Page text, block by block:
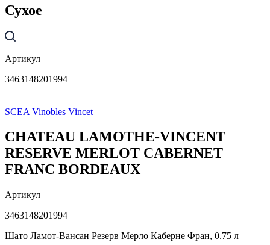
Сухое
Артикул
3463148201994
SCEA Vinobles Vincet
CHATEAU LAMOTHE-VINCENT
RESERVE MERLOT CABERNET
FRANC BORDEAUX
Артикул
3463148201994
Шато Ламот-Вансан Резерв Мерло Каберне Фран, 0.75 л